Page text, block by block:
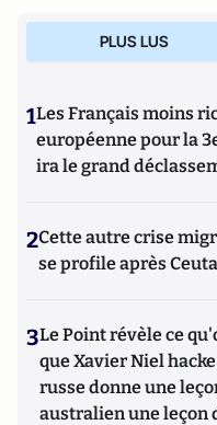
PLUS LUS
1Les Français moins
européenne pour la
ira le grand
2Cette autre crise
se profile après Ceuta
3Le Point révèle ce
que Xavier Niel
russe donne une
australien une leçon